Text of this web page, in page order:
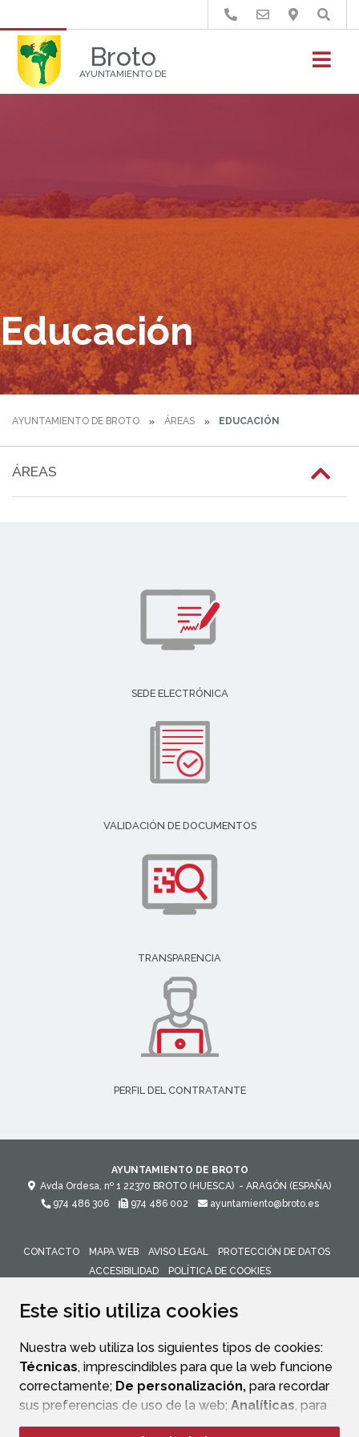
Este sitio utiliza cookies
Nuestra web utiliza los siguientes tipos de cookies:
Técnicas, imprescindibles para que la web funcione
correctamente; De personalización, para recordar
sus preferencias de uso de la web; Analíticas, para
mejorar el funcionamiento de la web y sus servicios.
Broto
AYUNTAMIENTO DE
Buscar
Educación
AYUNTAMIENTO DE BROTO ÁREAS EDUCACIÓN
ÁREAS
SEDE ELECTRÓNICA
VALIDACIÓN DE DOCUMENTOS
TRANSPARENCIA
PERFIL DEL CONTRATANTE
AYUNTAMIENTO DE BROTO
Avda Ordesa, nº 1 22370 BROTO (HUESCA) - ARAGÓN (ESPAÑA)
974 486 306
974 486 002 ayuntamiento@broto.es
CONTACTO MAPA WEB AVISO LEGAL
PROTECCIÓN DE DATOS
ACCESIBILIDAD
POLÍTICA DE COOKIES